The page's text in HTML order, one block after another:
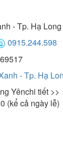
- Tp. Hạ
0915.244.598
- Tp. Hạ
Yênchi tiết >>
(kể cả ngày lễ)